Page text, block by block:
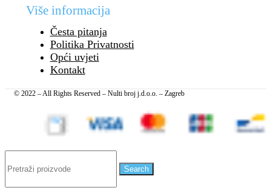
Više informacija
Česta pitanja
Politika Privatnosti
Opći uvjeti
Kontakt
© 2022 – All Rights Reserved – Nulti broj j.d.o.o. – Zagreb
Search